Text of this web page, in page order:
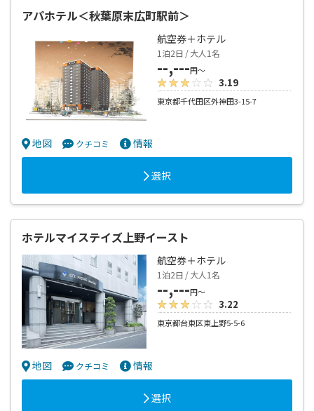
アパホテル＜秋葉原末広町駅前＞
航空券＋ホテル
1泊2日 / 大人1名
--,---円～
3.19
東京都千代田区外神田3-15-7
地図 クチコミ 情報
選択
ホテルマイステイズ上野イースト
航空券＋ホテル
1泊2日 / 大人1名
--,---円～
3.22
東京都台東区東上野5-5-6
地図 クチコミ 情報
選択